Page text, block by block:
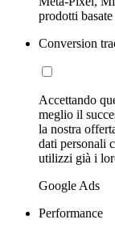
prodotti
Conversion
Accettando
meglio il
la nostra
dati personali
utilizzi già i
Google Ads
Performance